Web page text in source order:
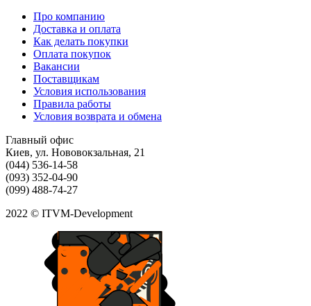
Про компанию
Доставка и оплата
Как делать покупки
Оплата покупок
Вакансии
Поставщикам
Условия использования
Правила работы
Условия возврата и обмена
Главный офис
Киев, ул. Нововокзальная, 21
(044) 536-14-58
(093) 352-04-90
(099) 488-74-27
2022 © ITVM-Development